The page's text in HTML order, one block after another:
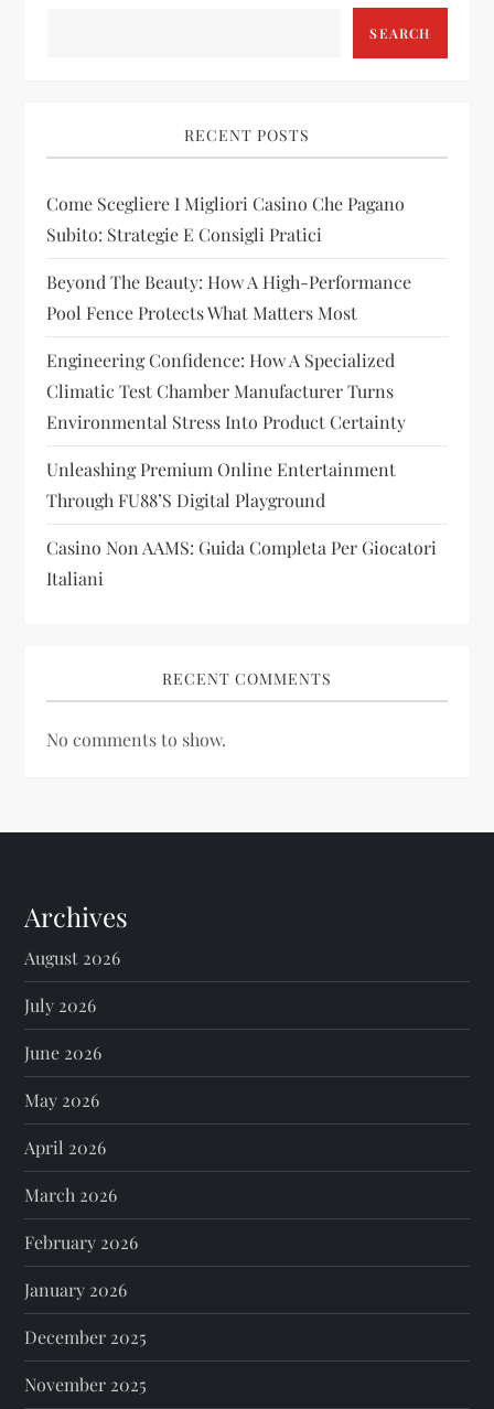
i
g
a
t
i
o
n
SEARCH
RECENT POSTS
Come Scegliere I Migliori Casino Che Pagano
Subito: Strategie E Consigli Pratici
Beyond The Beauty: How A High-Performance
Pool Fence Protects What Matters Most
Engineering Confidence: How A Specialized
Climatic Test Chamber Manufacturer Turns
Environmental Stress Into Product Certainty
Unleashing Premium Online Entertainment
Through FU88’s Digital Playground
Casino Non AAMS: Guida Completa Per Giocatori
Italiani
RECENT COMMENTS
No comments to show.
Archives
August 2026
July 2026
June 2026
May 2026
April 2026
March 2026
February 2026
January 2026
December 2025
November 2025